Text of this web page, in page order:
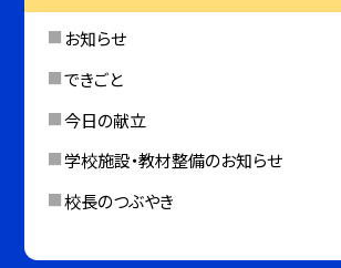
お知らせ
できごと
今日の献立
学校施設・教材整備のお知らせ
校長のつぶやき